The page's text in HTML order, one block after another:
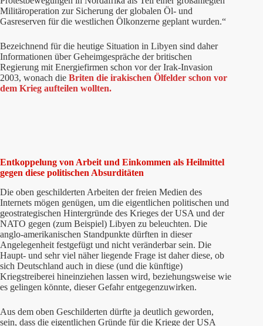
Militäroperation zur Sicherung der globalen Öl- und
Gasreserven für die westlichen Ölkonzerne geplant wurden.“
Bezeichnend für die heutige Situation in Libyen sind daher
Informationen über Geheimgespräche der britischen
Regierung mit Energiefirmen schon vor der Irak-Invasion
2003, wonach die Briten die irakischen Ölfelder schon vor
dem Krieg aufteilen wollten.
Entkoppelung von Arbeit und Einkommen als Heilmittel
gegen diese politischen Absurditäten
Die oben geschilderten Arbeiten der freien Medien des
Internets mögen genügen, um die eigentlichen politischen und
geostrategischen Hintergründe des Krieges der USA und der
NATO gegen (zum Beispiel) Libyen zu beleuchten. Die
anglo-amerikanischen Standpunkte dürften in dieser
Angelegenheit festgefügt und nicht veränderbar sein. Die
Haupt- und sehr viel näher liegende Frage ist daher diese, ob
sich Deutschland auch in diese (und die künftige)
Kriegstreiberei hineinziehen lassen wird, beziehungsweise wie
es gelingen könnte, dieser Gefahr entgegenzuwirken.
Aus dem oben Geschilderten dürfte ja deutlich geworden,
sein, dass die eigentlichen Gründe für die Kriege der USA